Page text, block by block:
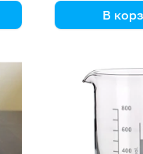
В
202 507)